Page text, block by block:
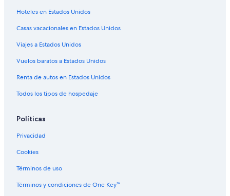
Hoteles en Estados Unidos
Casas vacacionales en Estados Unidos
Viajes a Estados Unidos
Vuelos baratos a Estados Unidos
Renta de autos en Estados Unidos
Todos los tipos de hospedaje
Políticas
Privacidad
Cookies
Términos de uso
Términos y condiciones de One Key™